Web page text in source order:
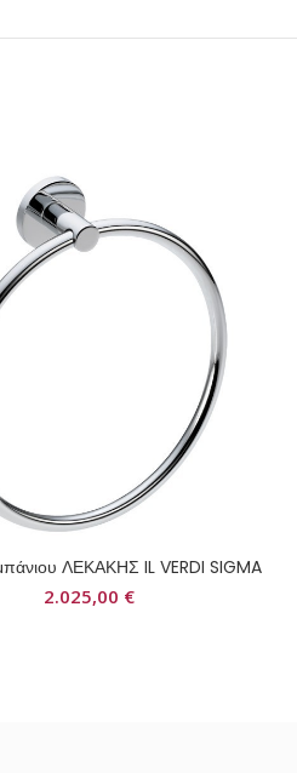
ΛΕΚΑΚΗΣ IL VERDI SIGMA
2.025,00 €